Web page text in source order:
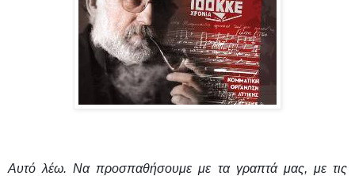
Αυτό λέω. Να προσπαθήσουμε με τα γραπτά μας, με τις